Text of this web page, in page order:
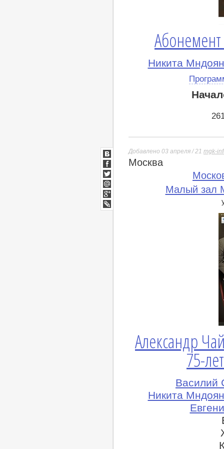
Никита
Добавлено 03 апреля / 21 mgk-
Москва
Малый зал
Александр
75-
Василий
Никита
ВКонтакте
Facebook
Twitter
Мой
Мир
Google+
lj